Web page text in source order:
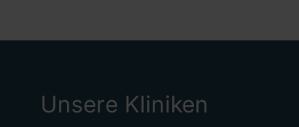
Unsere Kliniken